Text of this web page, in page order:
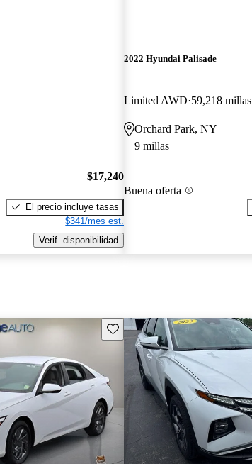
$17,240
El precio incluye tasas
$341/mes est.
Verif. disponibilidad
2022 Hyundai Palisade
Limited AWD 59,218 millas
Orchard Park, NY
9 millas
Buena oferta
Guarda este Aviso